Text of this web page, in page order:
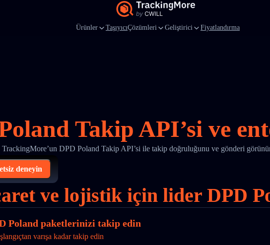
Ürünler TaşıyıcıÇözümleri Geliştirici Fiyatlandırma
Takip API’si ve
TrackingMore’un DPD Poland Takip API’si ile takip doğruluğunu ve gönderi
deneyin
ve lojistik için lider DPD
Poland paketlerinizi takip edin
varışa kadar takip edin